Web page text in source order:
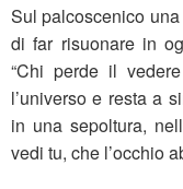
Sul palcoscenico
di far risuonare in
“Chi perde il
l’universo e resta a
in una sepoltura,
vedi tu, che l’occhio